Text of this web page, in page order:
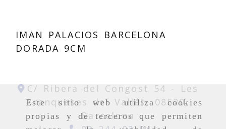
Este sitio web utiliza cookies
propias y de terceros que permiten
IMAN PALACIOS BARCELONA
DORADA 9CM
C/ Ribera del Congost 54 -
Les
Franqueses del Vallés, 08520,
Barcelona